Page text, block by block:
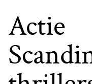
Actie